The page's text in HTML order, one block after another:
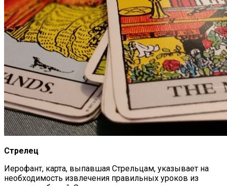
Стрелец
Иерофант, карта, выпавшая Стрельцам, указывает на
необходимость извлечения правильных уроков из